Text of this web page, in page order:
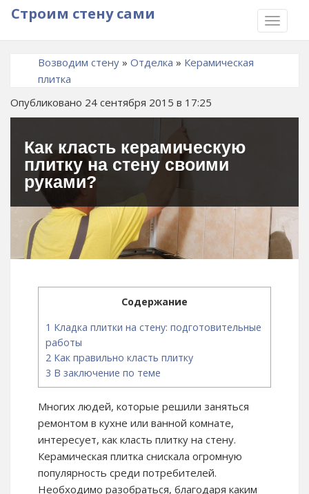
TOGGLE
Строим стену сами
Возводим стену » Отделка » Керамическая
плитка
Опубликовано 24 сентября 2015 в 17:25
Как класть керамическую
плитку на стену своими
руками?
Содержание
1 Кладка плитки на стену: подготовительные
работы
2 Как правильно класть плитку
3 В заключение по теме
Многих людей, которые решили заняться
ремонтом в кухне или ванной комнате,
интересует, как класть плитку на стену.
Керамическая плитка снискала огромную
популярность среди потребителей.
Необходимо разобраться, благодаря каким